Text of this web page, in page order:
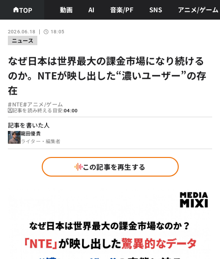
TOP 動画 AI 音楽/PF SNS アニメ/ゲーム
ニュース
2026.06.18 18:05
なぜ日本は世界最大の課金市場になり続ける
のか。NTEが映し出した“濃いユーザー”の存
在
#NTE#アニメ/ゲーム
記事を読み終える目安:04:00
記事を書いた人
龍田優貴
ライター・編集者
この記事を再生する